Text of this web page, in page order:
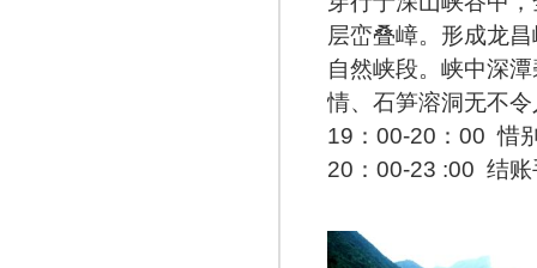
层峦叠嶂。形成龙
自然峡段。峡中深
情、石笋溶洞无不
19：00-20：00 惜
20：00-23 :00 结账